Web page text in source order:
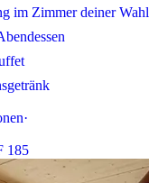
im Zimmer deiner Wahl
·
185